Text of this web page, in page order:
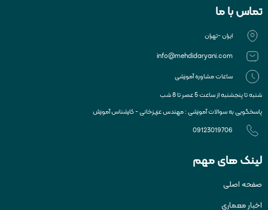
تماس با ما
ایران -تهران
info@mehdidaryani.com
ساعات مشاوره آموزشی
شنبه تا پنجشنبه از ساعت 5 عصر تا 8 شب
پاسخگویی به سوالات آموزشی : مهندس عزیزخانی - کارشناس آموزش
09123019706
لینک های مهم
صفحه اصلی
اخبار معماری